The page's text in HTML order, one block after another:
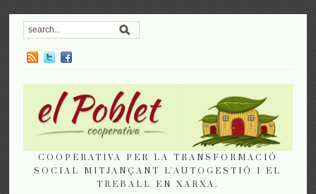
COOPERATIVA PER LA TRANSFORMACIÓ
SOCIAL MITJANÇANT L'AUTOGESTIÓ I EL
TREBALL EN XARXA.